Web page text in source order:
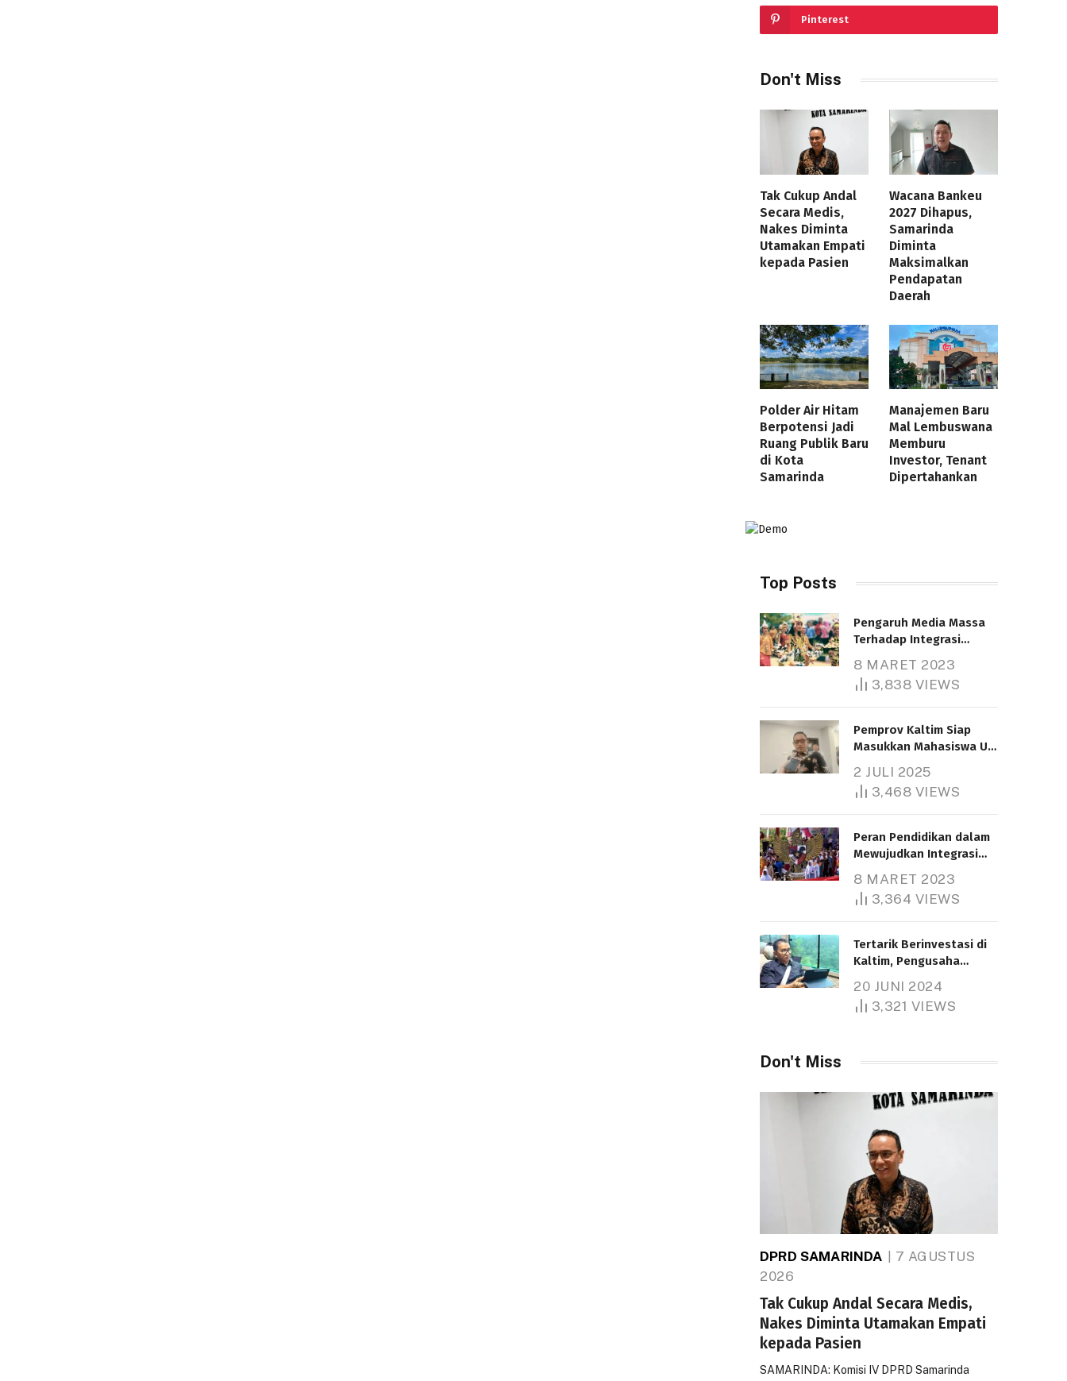
Pinterest
Don't Miss
Tak Cukup Andal
Secara Medis,
Nakes Diminta
Utamakan Empati
kepada Pasien
Wacana Bankeu
2027 Dihapus,
Samarinda
Diminta
Maksimalkan
Pendapatan
Daerah
Polder Air Hitam
Berpotensi Jadi
Ruang Publik Baru
di Kota
Samarinda
Manajemen Baru
Mal Lembuswana
Memburu
Investor, Tenant
Dipertahankan
Top Posts
Pengaruh Media Massa
Terhadap Integrasi
8 MARET 2023
3,838 VIEWS
Pemprov Kaltim Siap
Masukkan Mahasiswa UT
Bantuan Pendidikan
Gratispol
2 JULI 2025
3,468 VIEWS
Peran Pendidikan dalam
Mewujudkan Integrasi
8 MARET 2023
3,364 VIEWS
Tertarik Berinvestasi di
Kaltim, Pengusaha
1.000 Hektare
20 JUNI 2024
3,321 VIEWS
Don't Miss
DPRD SAMARINDA
7 AGUSTUS
2026
Tak Cukup Andal Secara Medis,
Nakes Diminta Utamakan Empati
kepada Pasien
SAMARINDA: Komisi IV DPRD Samarinda